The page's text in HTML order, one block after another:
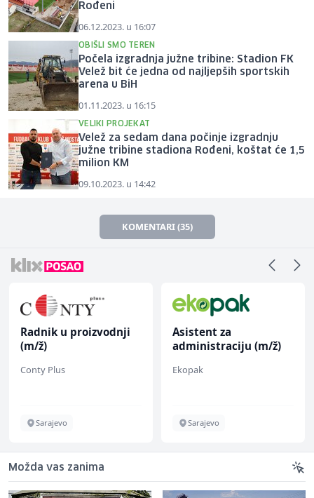
Rođeni
06.12.2023. u 16:07
OBIŠLI SMO TEREN
Počela izgradnja južne tribine: Stadion FK
Velež bit će jedna od najljepših sportskih
arena u BiH
01.11.2023. u 16:15
VELIKI PROJEKAT
Velež za sedam dana počinje izgradnju
južne tribine stadiona Rođeni, koštat će 1,5
milion KM
09.10.2023. u 14:42
KOMENTARI (35)
Radnik u proizvodnji
(m/ž)
Conty Plus
Sarajevo
Asistent za
administraciju (m/ž)
Ekopak
Sarajevo
Možda vas zanima